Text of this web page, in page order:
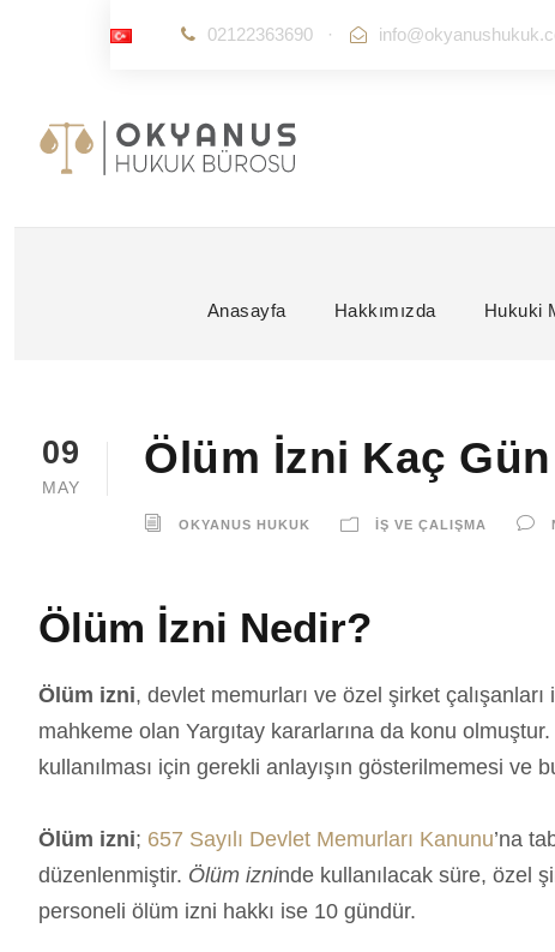
02122363690 ·
Anasayfa Hakkımızda Hukuki
09
MAY
Ölüm İzni Kaç
OKYANUS HUKUK İŞ VE ÇALIŞMA
Ölüm İzni Nedir?
Ölüm izni, devlet memurları ve özel şirket
mahkeme olan Yargıtay kararlarına da konu
kullanılması için gerekli anlayışın gösterilmemesi ve
Ölüm izni; 657 Sayılı Devlet Memurları Kanunu’na
düzenlenmiştir. Ölüm izninde kullanılacak süre, özel
personeli ölüm izni hakkı ise 10 gündür.